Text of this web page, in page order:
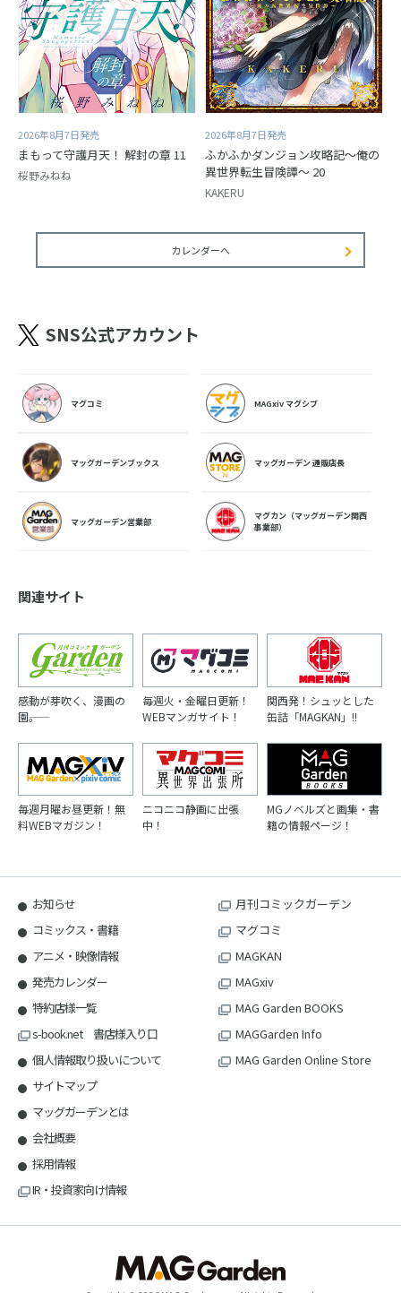
2026年8月7日発売
まもって守護月天！ 解封の章 11
桜野みねね
2026年8月7日発売
ふかふかダンジョン攻略記～俺の
異世界転生冒険譚～ 20
KAKERU
カレンダーへ
SNS公式アカウント
マグコミ MAGxiv マグシブ
マッグガーデンブックス マッグガーデン 通販店長
マッグガーデン営業部
マグカン（マッグガーデン関西
事業部）
関連サイト
感動が芽吹く、漫画の
園――。
毎週火・金曜日更新！
WEBマンガサイト！
関西発！シュッとした
缶詰「MAGKAN」!!
毎週月曜お昼更新！無
料WEBマガジン！
ニコニコ静画に出張
中！
MGノベルズと画集・書
籍の情報ページ！
お知らせ
コミックス・書籍
アニメ・映像情報
発売カレンダー
特約店様一覧
s-book.net 書店様入り口
個人情報取り扱いについて
サイトマップ
マッグガーデンとは
会社概要
採用情報
IR・投資家向け情報
月刊コミックガーデン
マグコミ
MAGKAN
MAGxiv
MAG Garden BOOKS
MAGGarden Info
MAG Garden Online Store